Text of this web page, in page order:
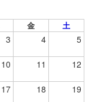
金 土
3 4 5
10 11 12
17 18 19